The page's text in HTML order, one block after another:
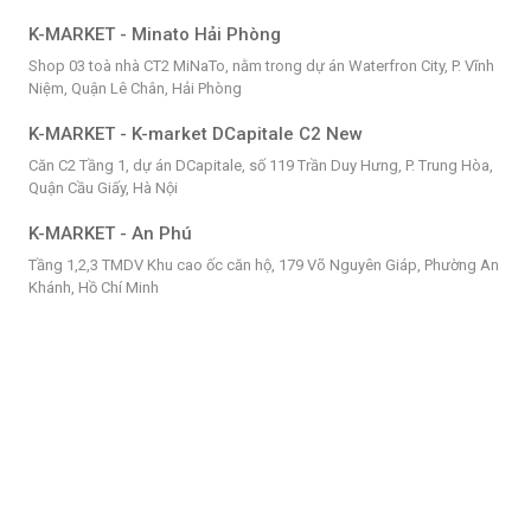
K-MARKET - Minato Hải Phòng
Shop 03 toà nhà CT2 MiNaTo, nằm trong dự án Waterfron City, P. Vĩnh
Niệm, Quận Lê Chân, Hải Phòng
K-MARKET - K-market DCapitale C2 New
Căn C2 Tầng 1, dự án DCapitale, số 119 Trần Duy Hưng, P. Trung Hòa,
Quận Cầu Giấy, Hà Nội
K-MARKET - An Phú
Tầng 1,2,3 TMDV Khu cao ốc căn hộ, 179 Võ Nguyên Giáp, Phường An
Khánh, Hồ Chí Minh